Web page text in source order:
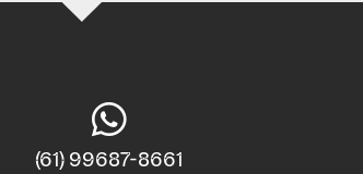
(61) 99687-8661